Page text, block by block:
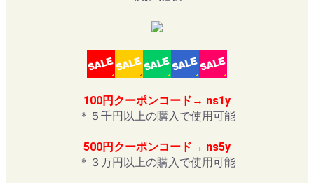
100円クーポンコード→ ns1y
＊５千円以上の購入で使用可能
500円クーポンコード→ ns5y
＊３万円以上の購入で使用可能